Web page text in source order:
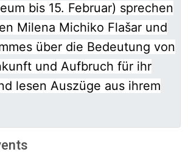
bis 15. Februar) sprechen
Milena Michiko Flašar und
über die Bedeutung von
und Aufbruch für ihr
lesen Auszüge aus ihrem